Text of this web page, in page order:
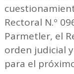
Rectoral N.º
Parmetler, el
orden judicial
para el